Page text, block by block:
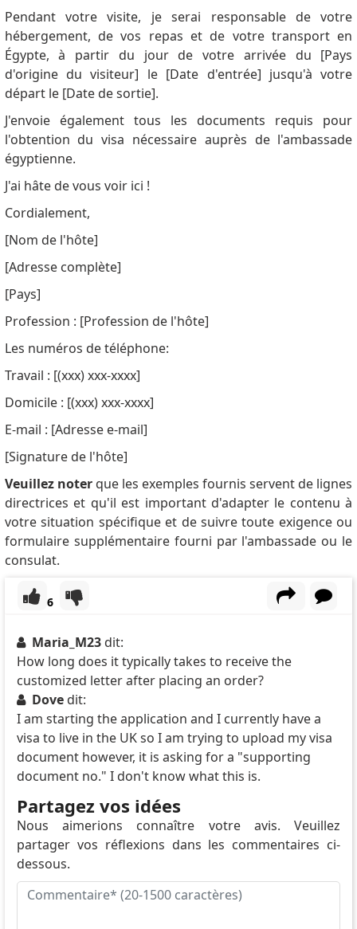
Pendant votre visite, je serai responsable de votre
hébergement, de vos repas et de votre transport en
Égypte, à partir du jour de votre arrivée du [Pays
d'origine du visiteur] le [Date d'entrée] jusqu'à votre
départ le [Date de sortie].
J'envoie également tous les documents requis pour
l'obtention du visa nécessaire auprès de l'ambassade
égyptienne.
J'ai hâte de vous voir ici !
Cordialement,
[Nom de l'hôte]
[Adresse complète]
[Pays]
Profession : [Profession de l'hôte]
Les numéros de téléphone:
Travail : [(xxx) xxx-xxxx]
Domicile : [(xxx) xxx-xxxx]
E-mail : [Adresse e-mail]
[Signature de l'hôte]
Veuillez noterque les exemples fournis servent de lignes
directrices et qu'il est important d'adapter le contenu à
votre situation spécifique et de suivre toute exigence ou
formulaire supplémentaire fourni par l'ambassade ou le
consulat.
6
Maria_M23 dit:
How long does it typically takes to receive the
customized letter after placing an order?
Dove dit:
I am starting the application and I currently have a
visa to live in the UK so I am trying to upload my visa
document however, it is asking for a "supporting
document no." I don't know what this is.
Partagez vos idées
Nous aimerions connaître votre avis. Veuillez
partager vos réflexions dans les commentaires ci-
dessous.